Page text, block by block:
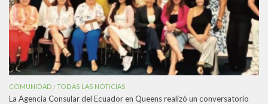
COMUNIDAD /TODAS LAS NOTICIAS
La Agencia Consular del Ecuador en Queens realizó un conversatorio